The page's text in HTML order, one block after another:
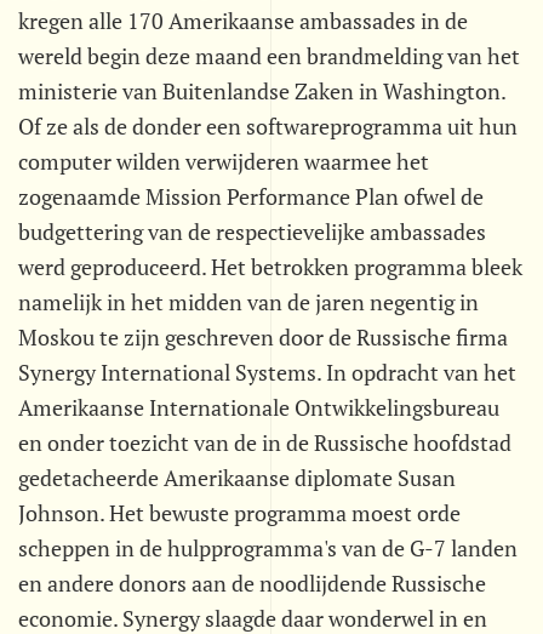
kregen alle 170 Amerikaanse ambassades in de
wereld begin deze maand een brandmelding van het
ministerie van Buitenlandse Zaken in Washington.
Of ze als de donder een softwareprogramma uit hun
computer wilden verwijderen waarmee het
zogenaamde Mission Performance Plan ofwel de
budgettering van de respectievelijke ambassades
werd geproduceerd. Het betrokken programma bleek
namelijk in het midden van de jaren negentig in
Moskou te zijn geschreven door de Russische firma
Synergy International Systems. In opdracht van het
Amerikaanse Internationale Ontwikkelingsbureau
en onder toezicht van de in de Russische hoofdstad
gedetacheerde Amerikaanse diplomate Susan
Johnson. Het bewuste programma moest orde
scheppen in de hulpprogramma's van de G-7 landen
en andere donors aan de noodlijdende Russische
economie. Synergy slaagde daar wonderwel in en